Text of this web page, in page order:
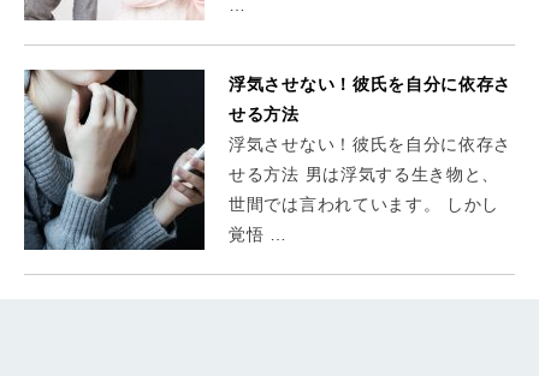
浮気させない！彼氏を自分に依存さ
せる方法
浮気させない！彼氏を自分に依存さ
せる方法 男は浮気する生き物と、
世間では言われています。 しかし
覚悟 …